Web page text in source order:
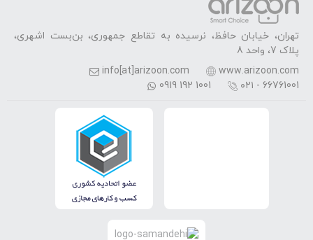
تهران، خیابان حافظ، نرسیده به تقاطع جمهوری، بن‌بست اشهری،
پلاک 7، واحد 8
www.arizoon.com
info[at]arizoon.com
۰۲۱ - 66761001
0919 192 1001